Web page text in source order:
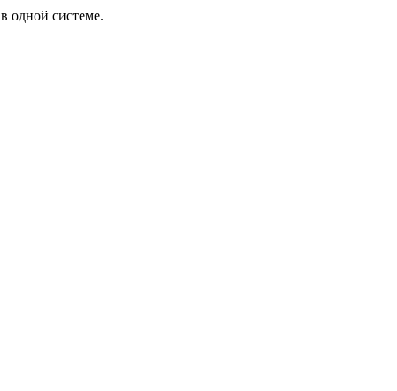
одной системе.